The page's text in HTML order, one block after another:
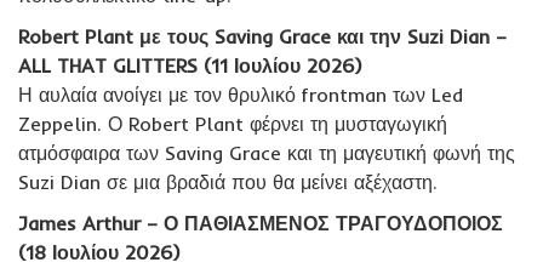
Robert Plant με τους Saving Grace και την Suzi Dian –
ALL THAT GLITTERS (11 Ιουλίου 2026)
Η αυλαία ανοίγει με τον θρυλικό frontman των Led
Zeppelin. Ο Robert Plant φέρνει τη μυσταγωγική
ατμόσφαιρα των Saving Grace και τη μαγευτική φωνή της
Suzi Dian σε μια βραδιά που θα μείνει αξέχαστη.
James Arthur – Ο ΠΑΘΙΑΣΜΕΝΟΣ ΤΡΑΓΟΥΔΟΠΟΙΟΣ
(18 Ιουλίου 2026)